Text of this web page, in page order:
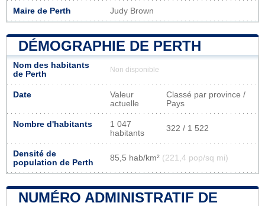
Maire de Perth Judy Brown
DÉMOGRAPHIE DE PERTH
Nom des habitants
de Perth
Non disponible
Date
Valeur
actuelle
Classé par province /
Pays
Nombre d'habitants
1 047
habitants
322 / 1 522
Densité de
population de Perth
85,5 hab/km² (221,4 pop/sq mi)
NUMÉRO ADMINISTRATIF DE